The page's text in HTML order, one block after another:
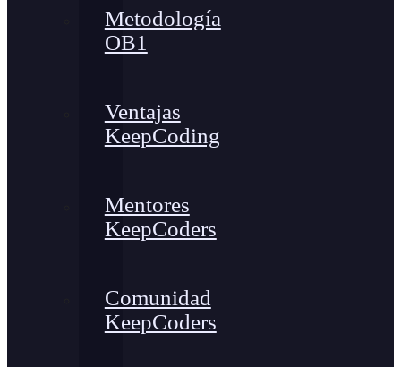
Metodología
OB1
Ventajas
KeepCoding
Mentores
KeepCoders
Comunidad
KeepCoders